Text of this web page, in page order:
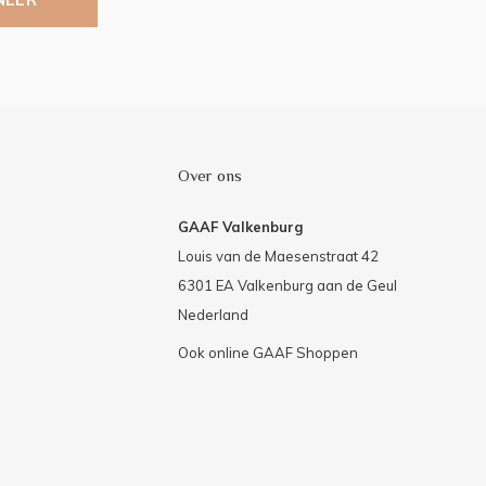
Over ons
GAAF Valkenburg
Louis van de Maesenstraat 42
6301 EA Valkenburg aan de Geul
Nederland
Ook online GAAF Shoppen